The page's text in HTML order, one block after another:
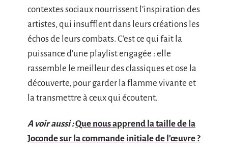
contextes sociaux nourrissent l’inspiration des
artistes, qui insufflent dans leurs créations les
échos de leurs combats. C’est ce qui fait la
puissance d’une playlist engagée : elle
rassemble le meilleur des classiques et ose la
découverte, pour garder la flamme vivante et
la transmettre à ceux qui écoutent.
A voir aussi :Que nous apprend la taille de la
Joconde sur la commande initiale de l'œuvre ?